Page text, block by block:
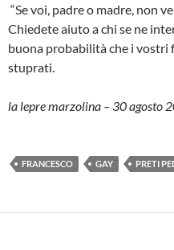
“Se voi, padre o madre, non
Chiedete aiuto a chi se ne
buona probabilità che i vostri
stuprati.
la lepre marzolina – 30 agosto
FRANCESCO GAY PRETI